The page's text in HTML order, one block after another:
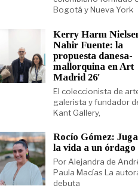
Bogotá y Nueva York
Kerry Harm
Nahir Fuente: la
propuesta danesa-
mallorquina en Art
Madrid 26′
El coleccionista de
galerista y fundador
Kant Gallery,
Rocío Gómez:
la vida a un órdago
Por Alejandra de
Paula Macías La
debuta